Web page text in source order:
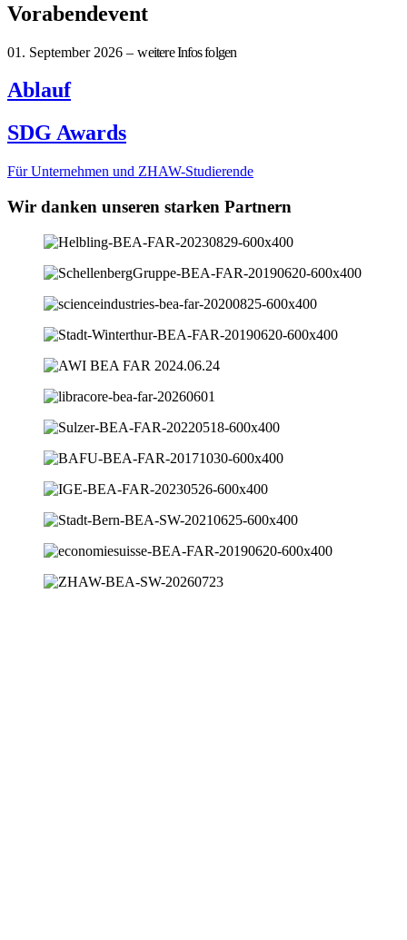
Vorabend­event
01. September 2026 – weitere Infos folgen
Ablauf
SDG Awards
Für Unternehmen und ZHAW-Studierende
Wir danken unseren starken Partnern